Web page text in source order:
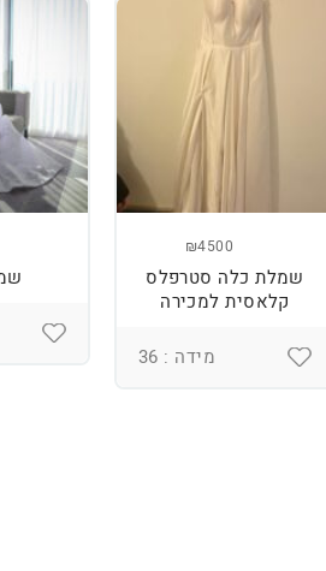
₪4500
שמלת כלה סטרפלס
קלאסית למכירה
מידה : 36